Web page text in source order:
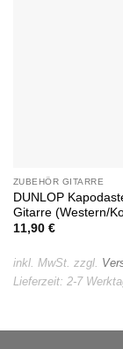
ZUBEHÖR GITARRE
DUNLOP
Gitarre (Western/
11,90 €
inkl. MwSt. zzgl.
Lieferzeit: 2-7